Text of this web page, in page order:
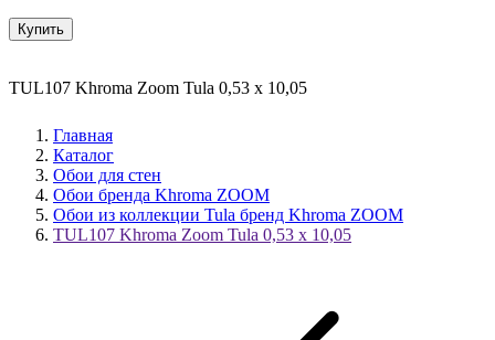
Купить
TUL107 Khroma Zoom Tula 0,53 x 10,05
Главная
Каталог
Обои для стен
Обои бренда Khroma ZOOM
Обои из коллекции Tula бренд Khroma ZOOM
TUL107 Khroma Zoom Tula 0,53 x 10,05